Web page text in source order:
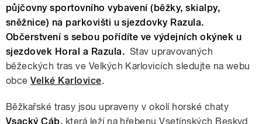
půjčovny sportovního vybavení (běžky, skialpy,
sněžnice) na parkovišti u sjezdovky Razula.
Občerstvení s sebou pořídíte ve výdejních okýnek u
sjezdovek Horal a Razula. Stav upravovaných
běžeckých tras ve Velkých Karlovicích sledujte na webu
obceVelké Karlovice.
Běžkařské trasy jsou upraveny v okolí horské chaty
Vsacký Cáb, která leží na hřebenu Vsetínských Beskyd